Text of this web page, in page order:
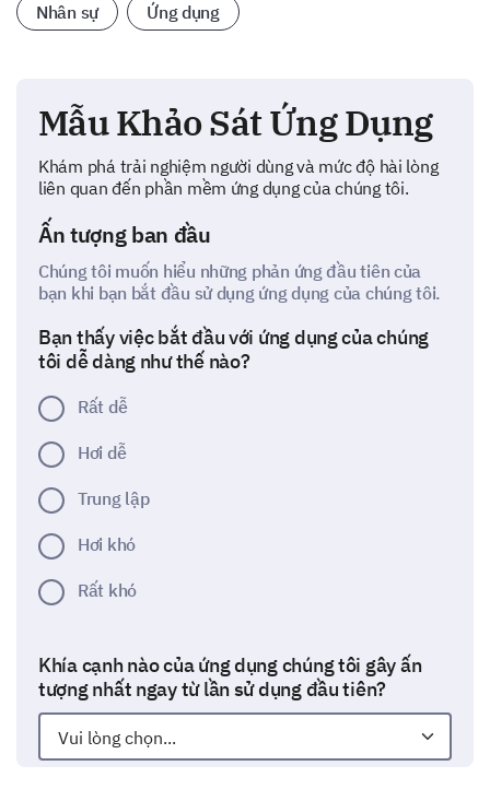
Nhân sự Ứng dụng
Mẫu Khảo Sát Ứng Dụng
Khám phá trải nghiệm người dùng và mức độ hài lòng
liên quan đến phần mềm ứng dụng của chúng tôi.
Ấn tượng ban đầu
Chúng tôi muốn hiểu những phản ứng đầu tiên của
bạn khi bạn bắt đầu sử dụng ứng dụng của chúng tôi.
Bạn thấy việc bắt đầu với ứng dụng của chúng
tôi dễ dàng như thế nào?
Rất dễ
Hơi dễ
Trung lập
Hơi khó
Rất khó
Khía cạnh nào của ứng dụng chúng tôi gây ấn
tượng nhất ngay từ lần sử dụng đầu tiên?